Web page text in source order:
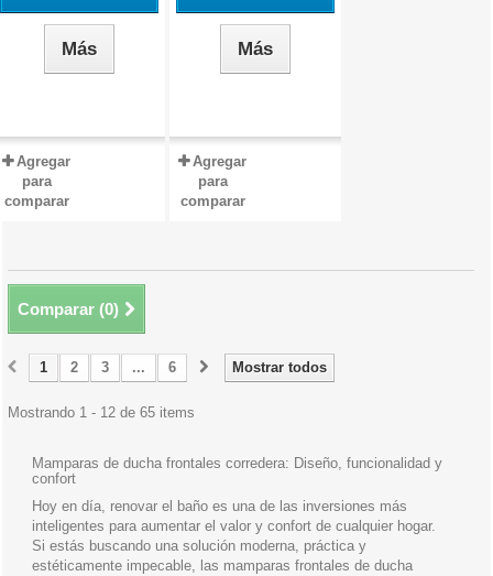
Más
Agregar
para
comparar
Más
Agregar
para
comparar
Comparar (0)
Mostrar todos
1 2 3 ... 6
Mostrando 1 - 12 de 65 items
Mamparas de ducha frontales corredera: Diseño, funcionalidad y
confort
Hoy en día, renovar el baño es una de las inversiones más
inteligentes para aumentar el valor y confort de cualquier hogar.
Si estás buscando una solución moderna, práctica y
estéticamente impecable, las mamparas frontales de ducha